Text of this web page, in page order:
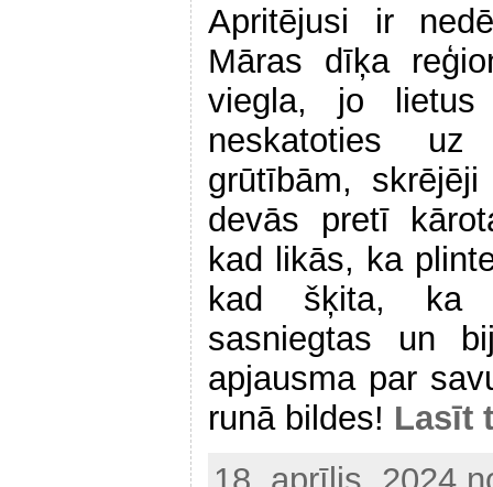
Apritējusi ir
Māras dīķa
viegla, jo
neskatoties uz
grūtībām,
devās pretī
kad likās, ka
kad šķita, ka
sasniegtas un
apjausma par
runā bildes! Lasīt